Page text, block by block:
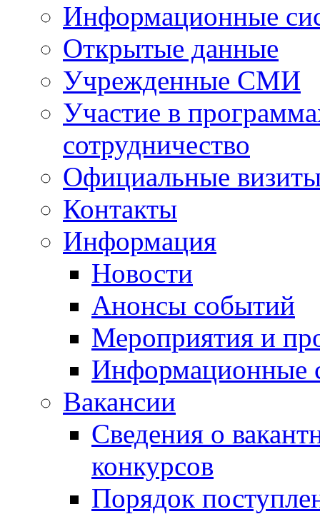
Информационные
Открытые данные
Учрежденные СМИ
Участие в
сотрудничество
Официальные
Контакты
Информация
Новости
Анонсы событий
Мероприятия и
Информационные
Вакансии
Сведения о
конкурсов
Порядок